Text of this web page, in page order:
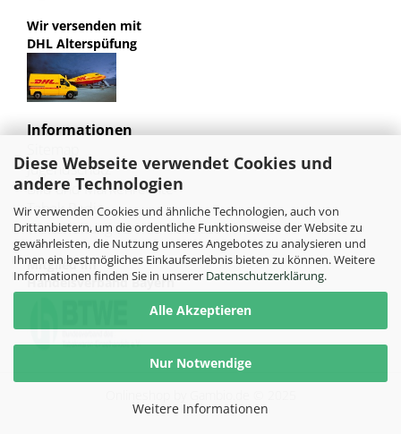
Diese Webseite verwendet Cookies und
andere Technologien
Wir verwenden Cookies und ähnliche Technologien, auch von
Drittanbietern, um die ordentliche Funktionsweise der Website zu
gewährleisten, die Nutzung unseres Angebotes zu analysieren und
Ihnen ein bestmögliches Einkaufserlebnis bieten zu können. Weitere
Informationen finden Sie in unserer Datenschutzerklärung.
Alle Akzeptieren
Nur Notwendige
Weitere Informationen
Wir versenden mit
DHL Alterspüfung
Informationen
Jugendschutz
Bild und Markenrechte
Tabak Pedia
Weiterleitung von HU-Tobacco
Mitglied im
Handelsverband Bayern